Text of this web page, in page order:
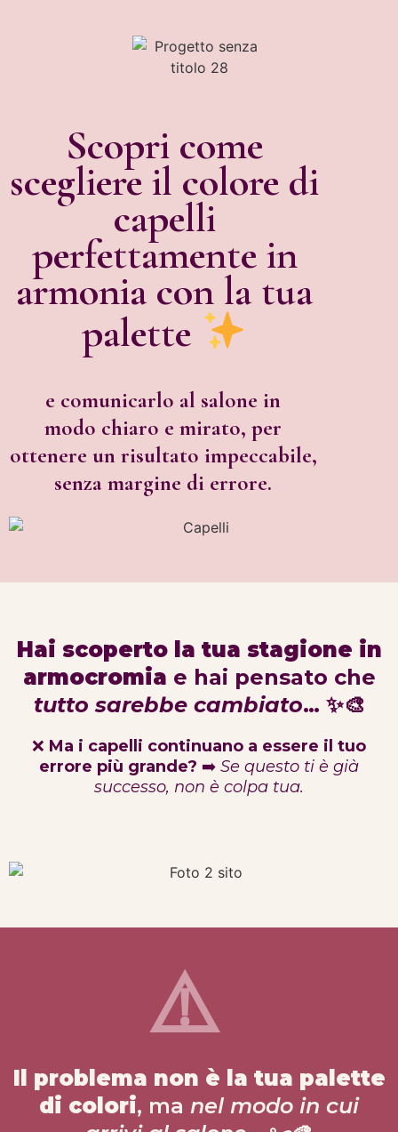
Scopri come
scegliere il colore di
capelli
perfettamente in
armonia con la tua
palette
e comunicarlo al salone in
modo chiaro e mirato, per
ottenere un risultato impeccabile,
senza margine di errore.
Hai scoperto la tua stagione in
armocromia e hai pensato che
tutto sarebbe cambiato… ✨🎨
❌ Ma i capelli continuano a essere il tuo
errore più grande? ➡️ Se questo ti è già
successo, non è colpa tua.
⚠️
Il problema non è la tua palette
di colori, ma nel modo in cui